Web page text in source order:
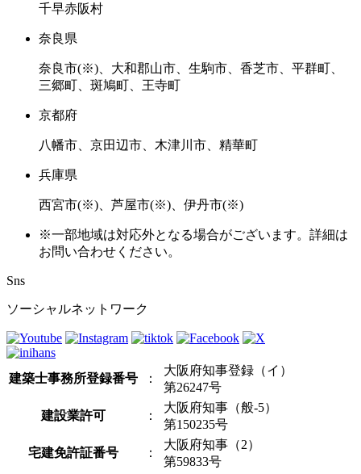
千早赤阪村
奈良県
奈良市(※)、大和郡山市、生駒市、香芝市、平群町、
三郷町、斑鳩町、王寺町
京都府
八幡市、京田辺市、木津川市、精華町
兵庫県
西宮市(※)、芦屋市(※)、伊丹市(※)
※一部地域は対応外となる場合がございます。詳細は
お問い合わせください。
Sns
ソーシャルネットワーク
建築士事務所登録番号 ：
大阪府知事登録（イ）
第26247号
建設業許可 ：
大阪府知事（般-5）
第150235号
宅建免許証番号 ：
大阪府知事（2）
第59833号